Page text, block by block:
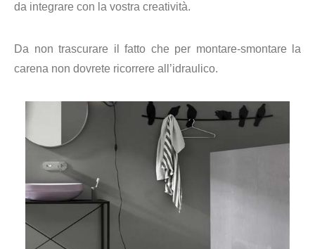
da integrare con la vostra creatività.
Da non trascurare il fatto che per montare-smontare la
carena non dovrete ricorrere all’idraulico.